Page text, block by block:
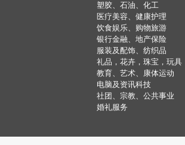
塑胶、石油、化工
医疗美容、健康护理
饮食娱乐、购物旅游
银行金融、地产保险
服装及配饰、纺织品
礼品，花卉，珠宝，玩具
教育、艺术、康体运动
电脑及资讯科技
社团、宗教、公共事业
婚礼服务